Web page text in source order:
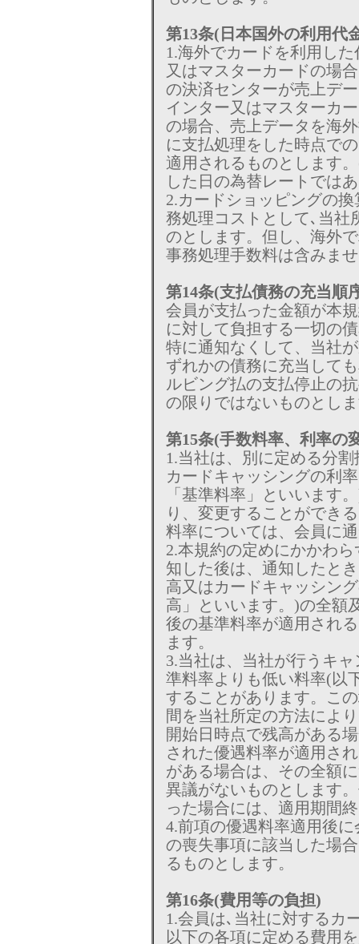
第13条(日本国外の利用代
1.海外でカードを利用し
又はマスターカードの場
の決済センターが売上デ
インター又はマスターカ
の場合、売上データを海
に支払処理をした時点で
適用されるものとします
した日の為替レートでは
2.カードショッピングの
務処理コストとして､当社
のとします。但し、海外
事務処理手数料は含みま
第14条(支払債務の充当順
会員が支払った金額が本
に対して負担する一切の
特に通知なくして、当社
ずれかの債務に充当して
ルビング払の支払停止の
の限りではないものとし
第15条(手数料率、利率の
1.当社は、別に定める分
カードキャッシングの利
「基準料率」といいます
り、変更することができ
料率については、会員に
2.本規約の定めにかかわ
知した後は、通知したと
高又はカードキャッシン
高」といいます。)の全額
後の基準料率が適用され
ます。
3.当社は、当社が行うキ
準料率よりも低い料率(以
することがあります。こ
間を当社所定の方法によ
開始日時点で残高がある
された優遇料率が適用さ
がある場合は、その全額
異議がないものとします
った場合には、適用期間
4.前項の優遇料率適用後
の喪失事項に該当した場
るものとします。
第16条(費用等の負担)
1.会員は､当社に対するカ
以下の各項に定める費用